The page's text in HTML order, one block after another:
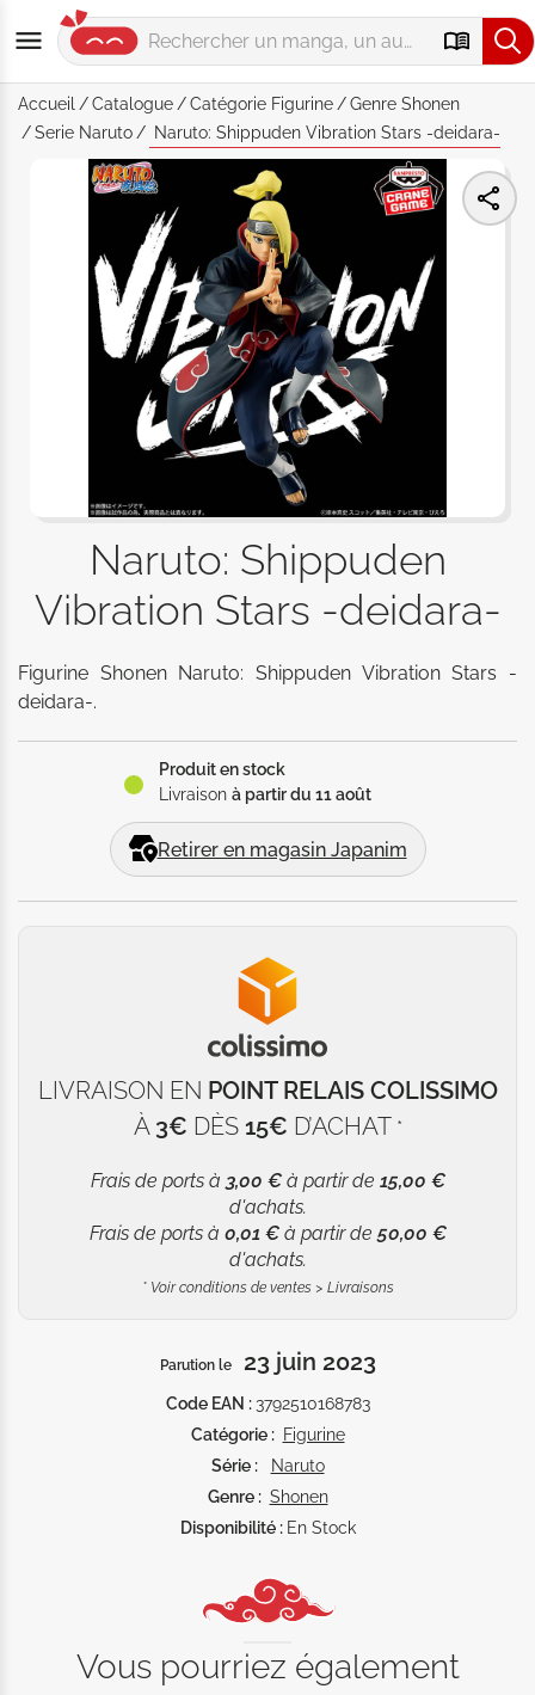
Accueil Catalogue Catégorie Figurine Genre Shonen
Serie Naruto Naruto: Shippuden Vibration Stars -deidara-
Naruto: Shippuden
Vibration Stars -deidara-
Figurine Shonen Naruto: Shippuden Vibration Stars -
deidara-.
Produit en stock
Livraison à partir du 11 août
Retirer en magasin Japanim
LIVRAISON EN POINT RELAIS COLISSIMO
À 3€ DÈS 15€ D’ACHAT *
Frais de ports à 3,00 €à partir de 15,00 €
d'achats.
Frais de ports à 0,01 €à partir de50,00 €
d'achats.
* Voir conditions de ventes > Livraisons
Parution le 23 juin 2023
Code EAN : 3792510168783
Catégorie : Figurine
Série :
Naruto
Genre : Shonen
Disponibilité : En Stock
Vous pourriez également